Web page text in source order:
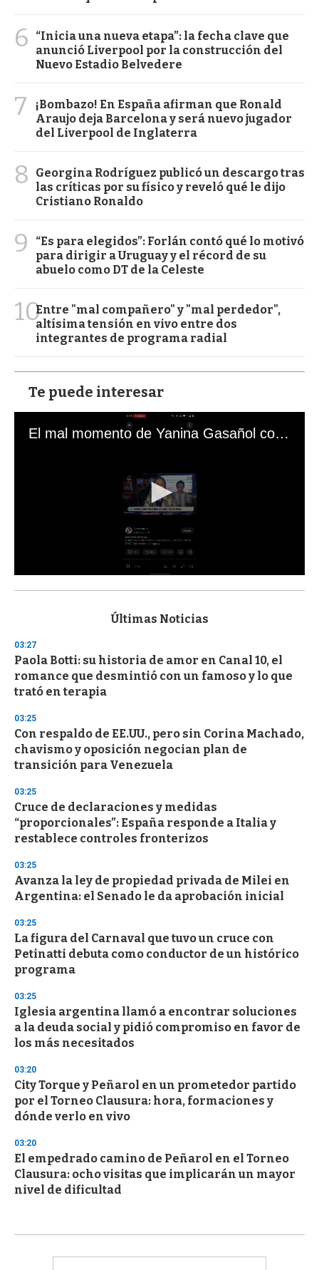
6
“Inicia una nueva etapa”: la fecha clave que
anunció Liverpool por la construcción del
Nuevo Estadio Belvedere
7
¡Bombazo! En España afirman que Ronald
Araujo deja Barcelona y será nuevo jugador
del Liverpool de Inglaterra
8
Georgina Rodríguez publicó un descargo tras
las críticas por su físico y reveló qué le dijo
Cristiano Ronaldo
9
“Es para elegidos”: Forlán contó qué lo motivó
para dirigir a Uruguay y el récord de su
abuelo como DT de la Celeste
10Entre "mal compañero" y "mal perdedor",
altísima tensión en vivo entre dos
integrantes de programa radial
Te puede interesar
El mal momento de Yanina Gasañol con un hincha argentino en "Subrayado"
s
d
s
o
f
3
s
e
c
o
n
Últimas Noticias
03:27
Paola Botti: su historia de amor en Canal 10, el
romance que desmintió con un famoso y lo que
trató en terapia
03:25
Con respaldo de EE.UU., pero sin Corina Machado,
chavismo y oposición negocian plan de
transición para Venezuela
03:25
Cruce de declaraciones y medidas
“proporcionales”: España responde a Italia y
restablece controles fronterizos
03:25
Avanza la ley de propiedad privada de Milei en
Argentina: el Senado le da aprobación inicial
03:25
La figura del Carnaval que tuvo un cruce con
Petinatti debuta como conductor de un histórico
programa
03:25
Iglesia argentina llamó a encontrar soluciones
a la deuda social y pidió compromiso en favor de
los más necesitados
03:20
City Torque y Peñarol en un prometedor partido
por el Torneo Clausura: hora, formaciones y
dónde verlo en vivo
03:20
El empedrado camino de Peñarol en el Torneo
Clausura: ocho visitas que implicarán un mayor
nivel de dificultad